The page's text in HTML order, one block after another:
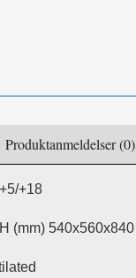
Produktanmeldelser (0)
+18
(mm) 540x560x840